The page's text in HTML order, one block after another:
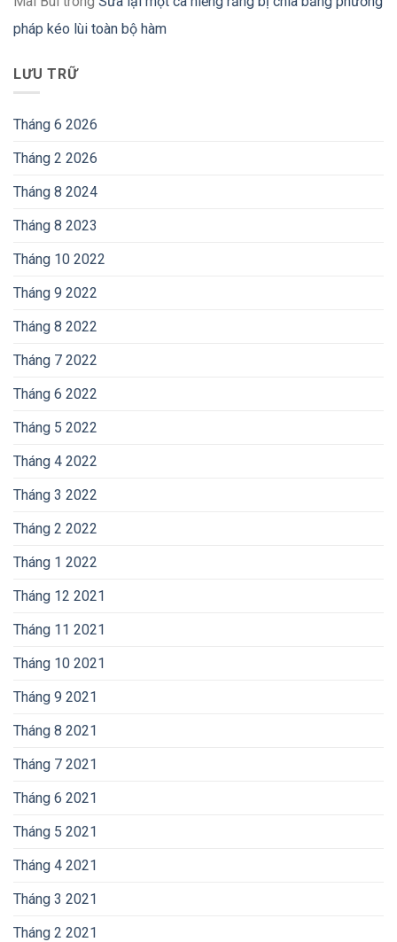
pháp kéo lùi toàn bộ hàm
LƯU TRỮ
Tháng 6 2026
Tháng 2 2026
Tháng 8 2024
Tháng 8 2023
Tháng 10 2022
Tháng 9 2022
Tháng 8 2022
Tháng 7 2022
Tháng 6 2022
Tháng 5 2022
Tháng 4 2022
Tháng 3 2022
Tháng 2 2022
Tháng 1 2022
Tháng 12 2021
Tháng 11 2021
Tháng 10 2021
Tháng 9 2021
Tháng 8 2021
Tháng 7 2021
Tháng 6 2021
Tháng 5 2021
Tháng 4 2021
Tháng 3 2021
Tháng 2 2021